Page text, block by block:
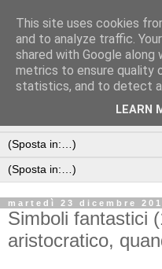
martedì 23 dicembre
Simboli fantastici
aristocratico,
This site uses cookies
and to analyze traffic.
shared with Google
metrics to ensure quality
statistics, and to detect
LEARN